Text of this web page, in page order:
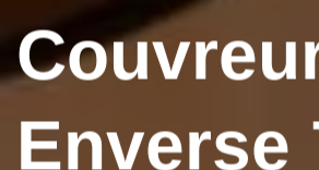
Enverse